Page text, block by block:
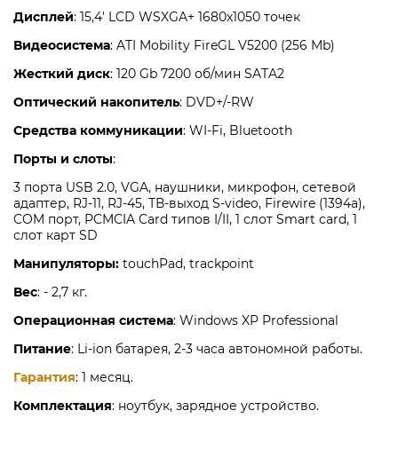
Дисплей: 15,4' LCD WSXGA+ 1680х1050 точек
Видеосистема: ATI Mobility FireGL V5200 (256 Mb)
Жесткий диск: 120 Gb 7200 об/мин SATA2
Оптический накопитель: DVD+/-RW
Средства коммуникации: WI-Fi, Bluetooth
Порты и слоты:
3 порта USB 2.0, VGA, наушники, микрофон, сетевой
адаптер, RJ-11, RJ-45, ТВ-выход S-video, Firewire (1394a),
COM порт, PCMCIA Card типов I/II, 1 слот Smart card, 1
слот карт SD
Манипуляторы: touchPad, trackpoint
Вес: - 2,7 кг.
Операционная система: Windows XP Professional
Питание: Li-ion батарея, 2-3 часа автономной работы.
Гарантия: 1 месяц.
Комплектация: ноутбук, зарядное устройство.